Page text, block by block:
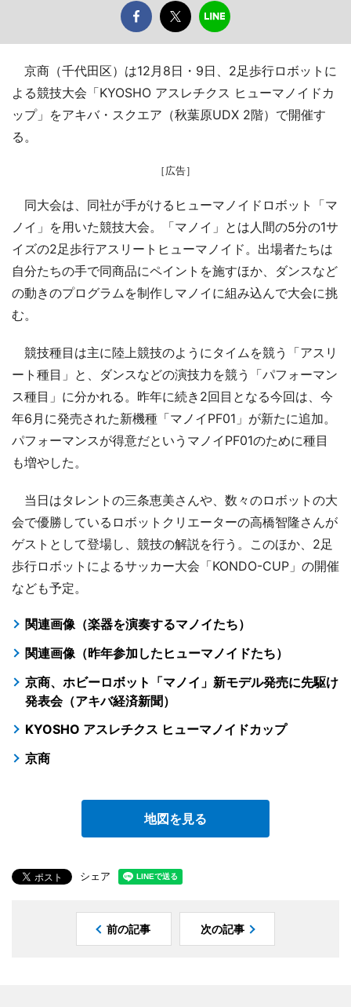
京商（千代田区）は12月8日・9日、2足歩行ロボットに
よる競技大会「KYOSHO アスレチクス ヒューマノイドカ
ップ」をアキバ・スクエア（秋葉原UDX 2階）で開催す
る。
［広告］
同大会は、同社が手がけるヒューマノイドロボット「マ
ノイ」を用いた競技大会。「マノイ」とは人間の5分の1サ
イズの2足歩行アスリートヒューマノイド。出場者たちは
自分たちの手で同商品にペイントを施すほか、ダンスなど
の動きのプログラムを制作しマノイに組み込んで大会に挑
む。
競技種目は主に陸上競技のようにタイムを競う「アスリ
ート種目」と、ダンスなどの演技力を競う「パフォーマン
ス種目」に分かれる。昨年に続き2回目となる今回は、今
年6月に発売された新機種「マノイPF01」が新たに追加。
パフォーマンスが得意だというマノイPF01のために種目
も増やした。
当日はタレントの三条恵美さんや、数々のロボットの大
会で優勝しているロボットクリエーターの高橋智隆さんが
ゲストとして登場し、競技の解説を行う。このほか、2足
歩行ロボットによるサッカー大会「KONDO-CUP」の開催
なども予定。
関連画像（楽器を演奏するマノイたち）
関連画像（昨年参加したヒューマノイドたち）
京商、ホビーロボット「マノイ」新モデル発売に先駆け
発表会（アキバ経済新聞）
KYOSHO アスレチクス ヒューマノイドカップ
京商
地図を見る
シェア
前の記事 次の記事